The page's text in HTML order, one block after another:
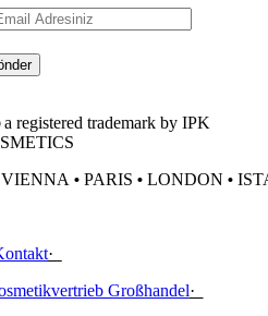
a registered trademark by IPK
VIENNA • PARIS • LONDON •
·
Großhandel·